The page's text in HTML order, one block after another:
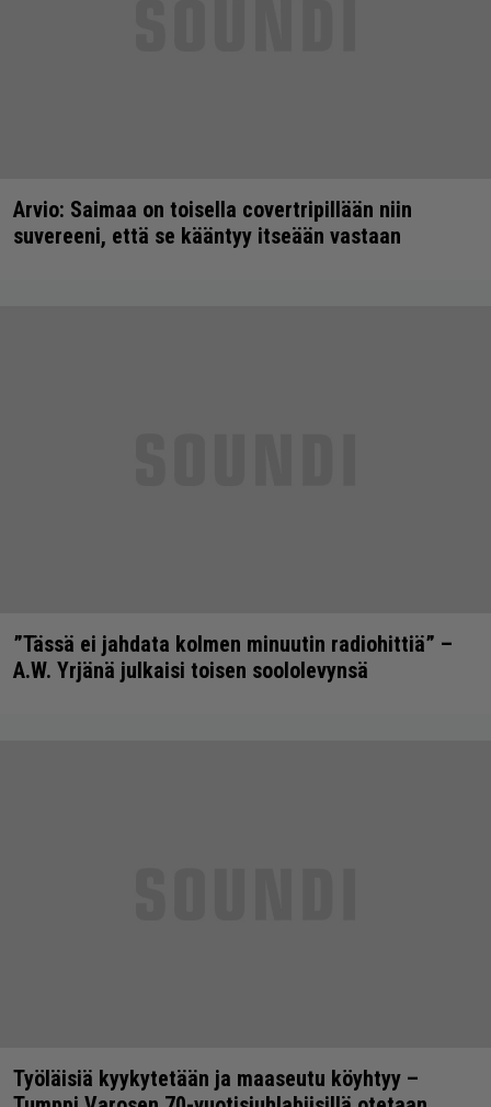
Arvio: Saimaa on toisella covertripillään niin
suvereeni, että se kääntyy itseään vastaan
”Tässä ei jahdata kolmen minuutin radiohittiä” –
A.W. Yrjänä julkaisi toisen soololevynsä
Työläisiä kyykytetään ja maaseutu köyhtyy –